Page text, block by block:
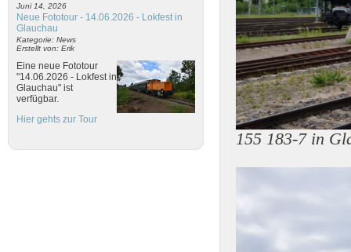
Juni 14, 2026
Neue Fototour - 14.06.2026 - Lokfest in
Glauchau
Kategorie: News
Erstellt von: Erik
Eine neue Fototour
"14.06.2026 - Lokfest in
Glauchau" ist
verfügbar.
Hier gehts zur Tour
155 183-7 in